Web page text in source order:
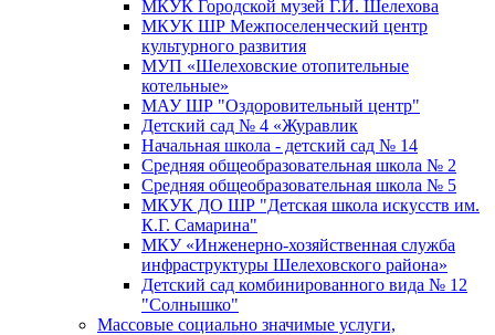
МКУК Городской музей Г.И. Шелехова
МКУК ШР Межпоселенческий центр
культурного развития
МУП «Шелеховские отопительные
котельные»
МАУ ШР "Оздоровительный центр"
Детский сад № 4 «Журавлик
Начальная школа - детский сад № 14
Средняя общеобразовательная школа № 2
Средняя общеобразовательная школа № 5
МКУК ДО ШР "Детская школа искусств им.
К.Г. Самарина"
МКУ «Инженерно-хозяйственная служба
инфраструктуры Шелеховского района»
Детский сад комбинированного вида № 12
"Солнышко"
Массовые социально значимые услуги,